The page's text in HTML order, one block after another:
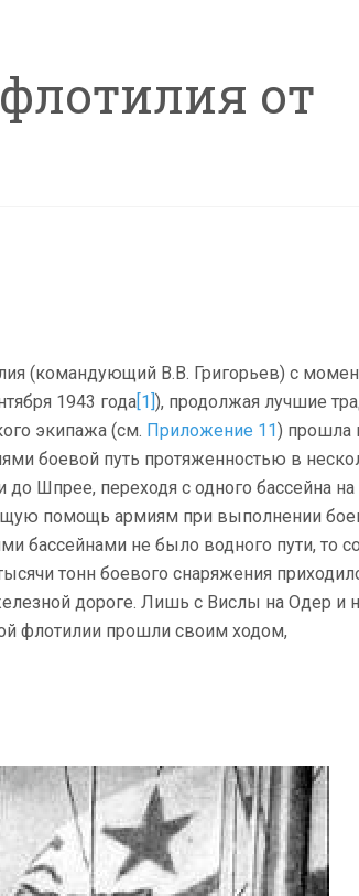
от
(командую­щий В.В. Григорьев) с
1943 года[1]), продолжая лучшие
экипажа (см. Приложение 11) прошла
боевой путь протяженностью в
до Шпрее, переходя с одного бассейна на
помощь армиям при выполнении
бассейнами не было водного пути, то
тонн боевого снаряжения
дороге. Лишь с Вислы на Одер и
флотилии прошли своим ходом,